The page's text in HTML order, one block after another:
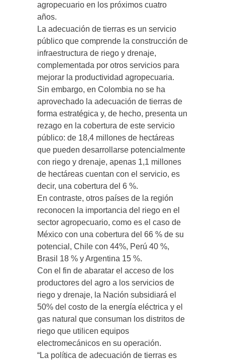
agropecuario en los próximos cuatro
años.
La adecuación de tierras es un servicio
público que comprende la construcción de
infraestructura de riego y drenaje,
complementada por otros servicios para
mejorar la productividad agropecuaria.
Sin embargo, en Colombia no se ha
aprovechado la adecuación de tierras de
forma estratégica y, de hecho, presenta un
rezago en la cobertura de este servicio
público: de 18,4 millones de hectáreas
que pueden desarrollarse potencialmente
con riego y drenaje, apenas 1,1 millones
de hectáreas cuentan con el servicio, es
decir, una cobertura del 6 %.
En contraste, otros países de la región
reconocen la importancia del riego en el
sector agropecuario, como es el caso de
México con una cobertura del 66 % de su
potencial, Chile con 44%, Perú 40 %,
Brasil 18 % y Argentina 15 %.
Con el fin de abaratar el acceso de los
productores del agro a los servicios de
riego y drenaje, la Nación subsidiará el
50% del costo de la energía eléctrica y el
gas natural que consuman los distritos de
riego que utilicen equipos
electromecánicos en su operación.
“La política de adecuación de tierras es